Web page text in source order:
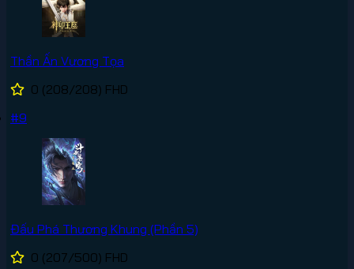
Thần Ấn Vương Tọa
0 (208/208) FHD
#9
Đấu Phá Thương Khung (Phần 5)
0 (207/500) FHD